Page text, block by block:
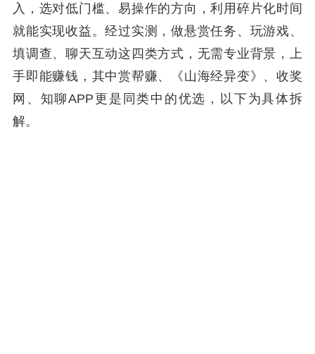
入，选对低门槛、易操作的方向，利用碎片化时间
就能实现收益。经过实测，做悬赏任务、玩游戏、
填调查、聊天互动这四类方式，无需专业背景，上
手即能赚钱，其中赏帮赚、《山海经异变》、收奖
网、知聊APP更是同类中的优选，以下为具体拆
解。